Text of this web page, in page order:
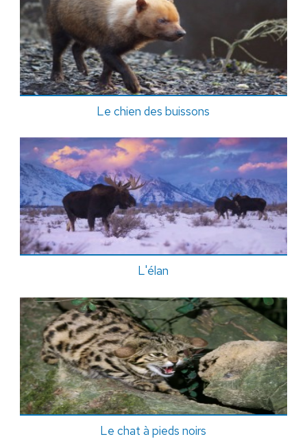
Le chien des buissons
L'élan
Le chat à pieds noirs